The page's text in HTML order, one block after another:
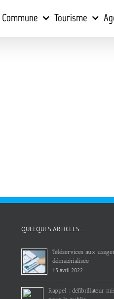
Commune Tourisme
QUELQUES ARTICLES…
Téléservices aux
dématérialisée
13 avril 2022
Rappel : défibrillateur